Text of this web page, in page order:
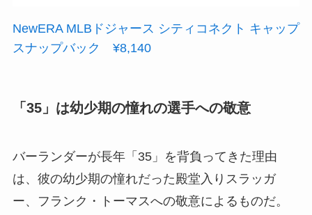
NewERA MLBドジャース シティコネクト キャップ
スナップバック ¥8,140
「35」は幼少期の憧れの選手への敬意
バーランダーが長年「35」を背負ってきた理由
は、彼の幼少期の憧れだった殿堂入りスラッガ
ー、フランク・トーマスへの敬意によるものだ。